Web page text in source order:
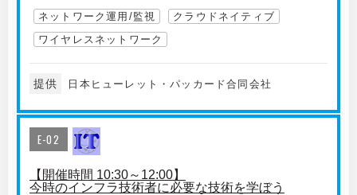
ネットワーク運用/監視
クラウドネイティブ
ワイヤレスネットワーク
提供 日本ヒューレット・パッカード合同会社
E-02
【開催時間 10:30～12:00】
今時のインフラ技術者に必要な技術を学ぼう